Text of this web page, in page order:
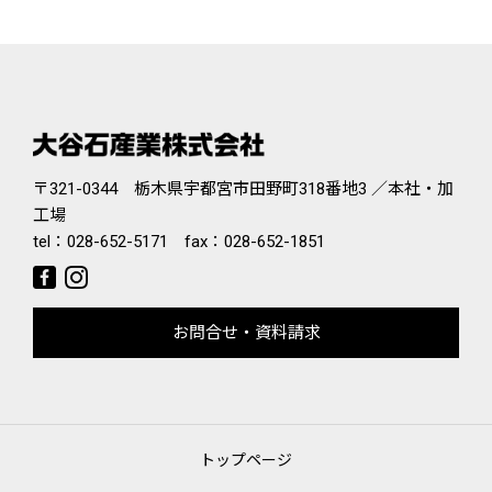
〒321-0344 栃木県宇都宮市田野町318番地3 ／本社・加
工場
tel： 028-652-5171 fax：028-652-1851
お問合せ・資料請求
トップページ